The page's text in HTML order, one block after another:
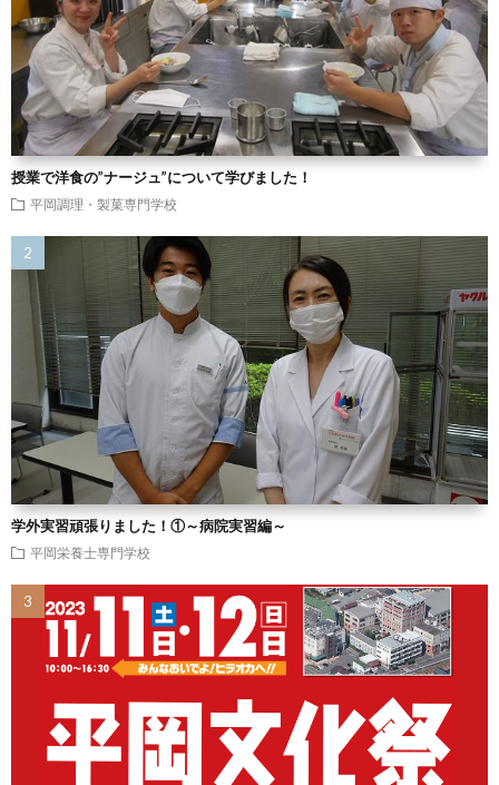
授業で洋食の”ナージュ”について学びました！
平岡調理・製菓専門学校
学外実習頑張りました！①～病院実習編～
平岡栄養士専門学校